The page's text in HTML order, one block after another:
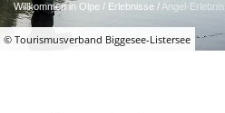
© Tourismusverband Biggesee-Listersee
Willkommen in Olpe / Erlebnisse / Angel-Erlebnis